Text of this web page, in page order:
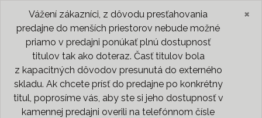
Vážení zákazníci, z dôvodu presťahovania
predajne do menších priestorov nebude možné
priamo v predajni ponúkať plnú dostupnosť
titulov tak ako doteraz. Časť titulov bola
z kapacitných dôvodov presunutá do externého
skladu. Ak chcete prísť do predajne po konkrétny
titul, poprosíme vás, aby ste si jeho dostupnosť v
kamennej predajni overili na telefónnom čísle
×